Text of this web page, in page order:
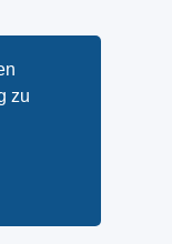
zu